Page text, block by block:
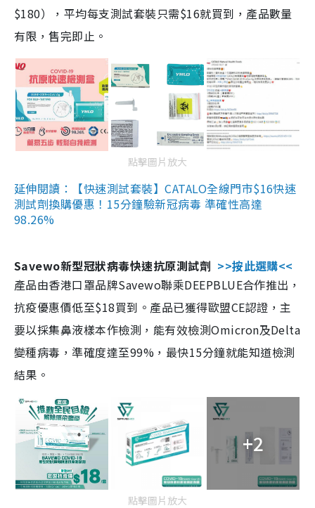
$180），平均每支測試套裝只需$16就買到，產品數量
有限，售完即止。
點擊圖片放大
延伸閱讀：【快速測試套裝】CATALO全線門市$16快速
測試劑換購優惠！15分鐘驗新冠病毒 準確性高達
98.26%
Savewo新型冠狀病毒快速抗原測試劑 >>按此選購<<
產品由香港口罩品牌Savewo聯乘DEEPBLUE合作推出，
抗疫優惠價低至$18買到。產品已獲得歐盟CE認證，主
要以採集鼻液樣本作檢測，能有效檢測Omicron及Delta
變種病毒，準確度達至99%，最快15分鐘就能知道檢測
結果。
+2
點擊圖片放大